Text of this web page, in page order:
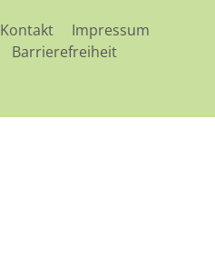
Kontakt
Impressum
Barrierefreiheit